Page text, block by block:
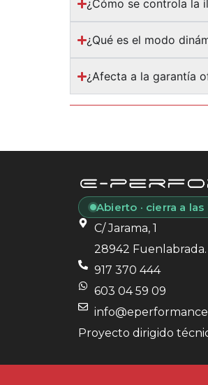
¿Cómo se controla la
¿Qué es el modo
¿Afecta a la garantía
Abierto · cierra a las
C/ Jarama, 1
28942
917 370 444
603 04 59 09
Proyecto dirigido